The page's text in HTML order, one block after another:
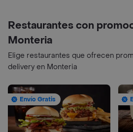
Restaurantes con
Monteria
Elige restaurantes que ofrecen
delivery en Monteria
Envío Gratis